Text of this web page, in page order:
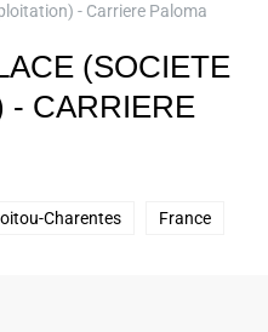
- Carriere Paloma
(SOCIETE
- CARRIERE
Charentes France